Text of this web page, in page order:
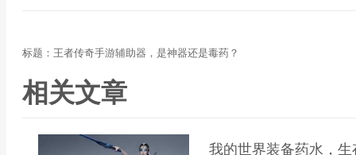
标题：王者传奇手游辅助器，是神器还是毒药？
相关文章
我的世界装备药水，